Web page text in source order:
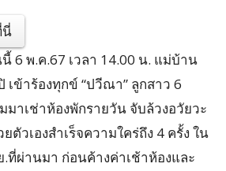
นี่
6 พ.ค.67 เวลา 14.00 น. แม่บ้าน
ข้าร้องทุกข์ “ปวีณา” ลูกสาว 6
าเช่าห้องพักรายวัน จับล้วงอวัยวะ
ตัวเองสำเร็จความใคร่ถึง 4 ครั้ง ใน
.ที่ผ่านมา ก่อนค้างค่าเช้าห้องและ